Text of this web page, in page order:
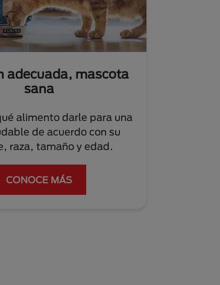
adecuada, mascota
sana
alimento darle para una
de acuerdo con su
raza, tamaño y edad.
CONOCE MÁS